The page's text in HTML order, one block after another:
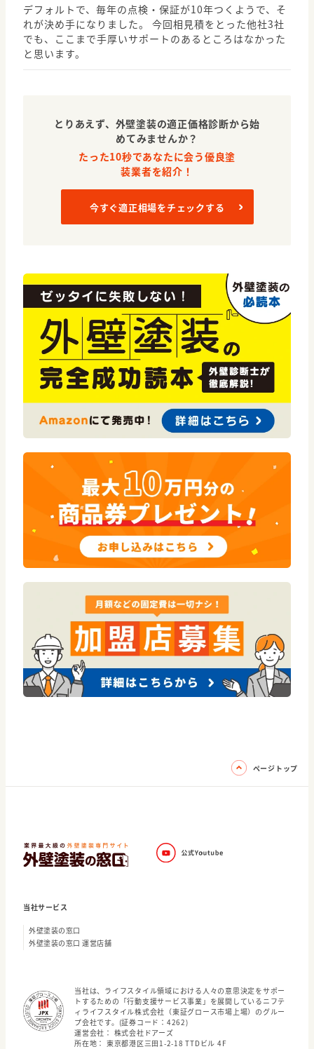
デフォルトで、毎年の点検・保証が10年つくようで、そ
れが決め手になりました。 今回相見積をとった他社3社
でも、ここまで手厚いサポートのあるところはなかった
と思います。
とりあえず、外壁塗装の適正価格診断から始
めてみませんか？
たった10秒であなたに会う優良塗
装業者を紹介！
今すぐ適正相場をチェックする
ページトップ
当社サービス
外壁塗装の窓口
外壁塗装の窓口 運営店舗
当社は、ライフスタイル領域における人々の意思決定をサポー
トするための「行動支援サービス事業」を展開しているニフテ
ィライフスタイル株式会社（東証グロース市場上場）のグルー
プ会社です。(証券コード：4262)
運営会社： 株式会社ドアーズ
所在地： 東京都港区三田1-2-18 TTDビル 4F